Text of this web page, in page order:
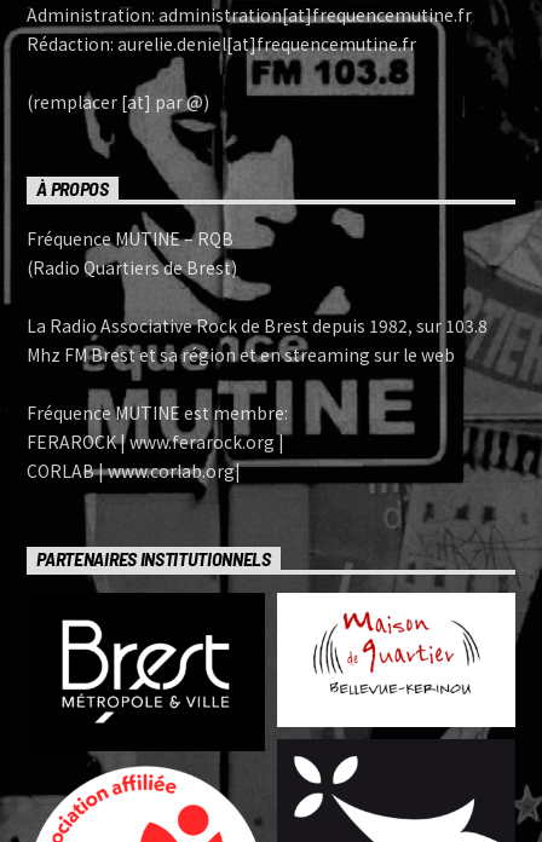
Administration: administration[at]frequencemutine.fr
Rédaction: aurelie.deniel[at]frequencemutine.fr
(remplacer [at] par @)
À PROPOS
Fréquence MUTINE – RQB
(Radio Quartiers de Brest)
La Radio Associative Rock de Brest depuis 1982, sur 103.8
Mhz FM Brest et sa région et en streaming sur le web
Fréquence MUTINE est membre:
FERAROCK | www.ferarock.org |
CORLAB | www.corlab.org|
PARTENAIRES INSTITUTIONNELS